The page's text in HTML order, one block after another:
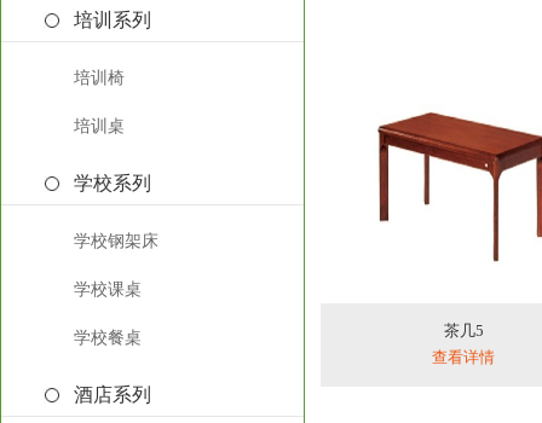
培训系列
培训椅
培训桌
学校系列
学校钢架床
学校课桌
学校餐桌
酒店系列
茶几5
查看详情